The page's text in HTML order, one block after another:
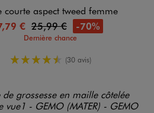
courte aspect tweed femme
€ 25,99 € -70%
Dernière chance
4.5/5 de moyenne
(30 avis)